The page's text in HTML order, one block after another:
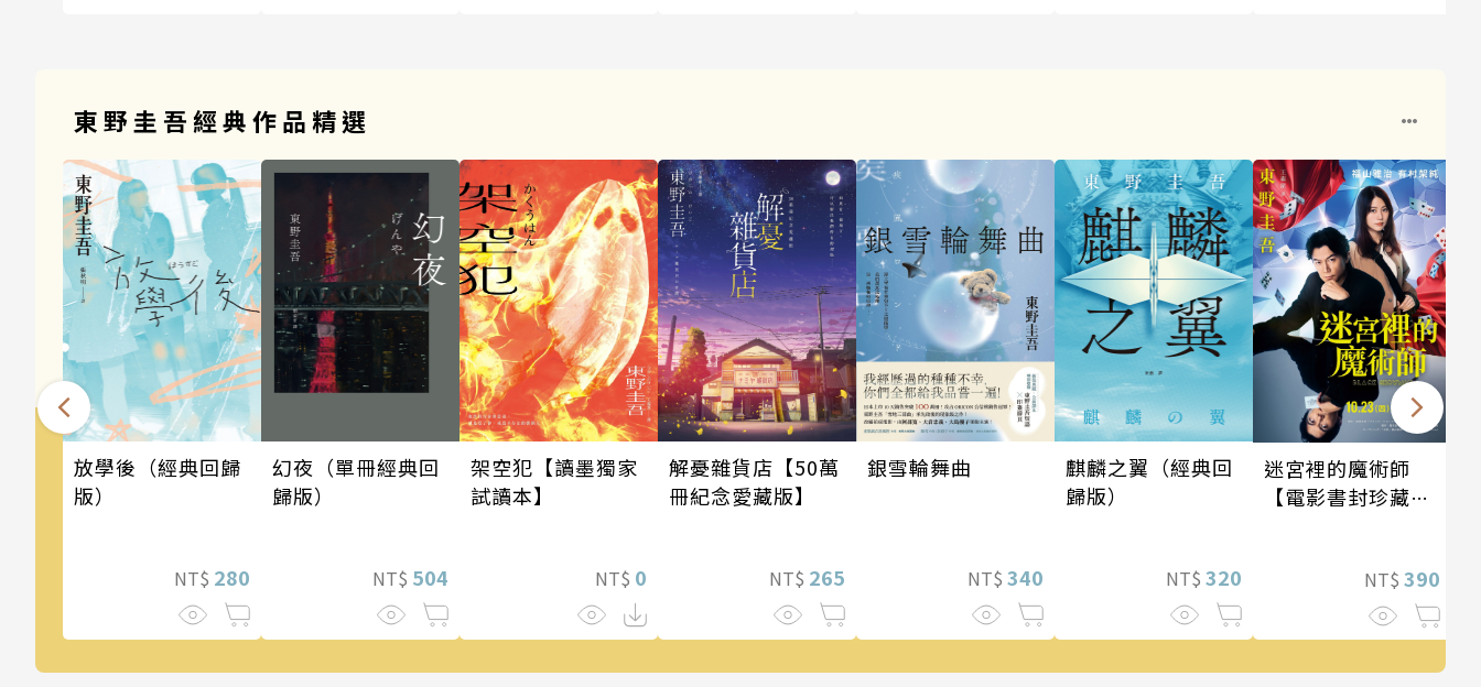
東野圭吾經典作品精選
放學後（經典回歸
版）
NT$ 280
幻夜（單冊經典回
歸版）
NT$ 504
架空犯【讀墨獨家
試讀本】
NT$ 0
解憂雜貨店【50萬
冊紀念愛藏版】
NT$ 265
銀雪輪舞曲
NT$ 340
麒麟之翼（經典回
歸版）
NT$ 320
迷宮裡的魔術師
【電影書封珍藏
NT$ 390